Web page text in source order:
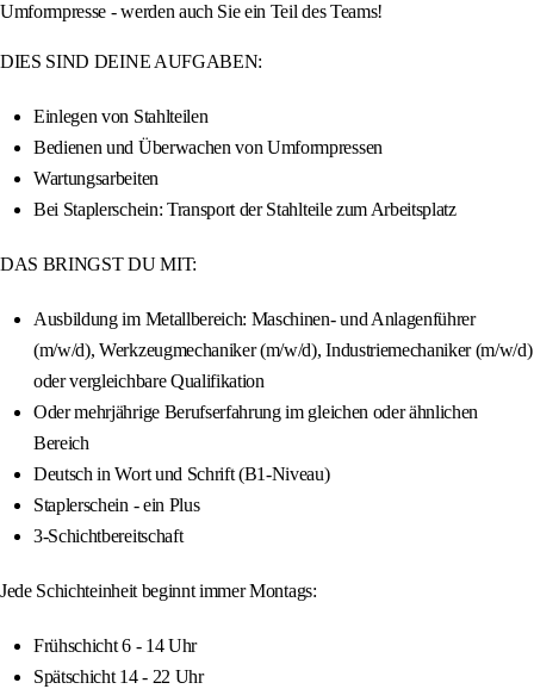
Umformpresse - werden auch Sie ein Teil des Teams!
DIES SIND DEINE AUFGABEN:
Einlegen von Stahlteilen
Bedienen und Überwachen von Umformpressen
Wartungsarbeiten
Bei Staplerschein: Transport der Stahlteile zum Arbeitsplatz
DAS BRINGST DU MIT:
Ausbildung im Metallbereich: Maschinen- und Anlagenführer
(m/w/d), Werkzeugmechaniker (m/w/d), Industriemechaniker (m/w/d)
oder vergleichbare Qualifikation
Oder mehrjährige Berufserfahrung im gleichen oder ähnlichen
Bereich
Deutsch in Wort und Schrift (B1-Niveau)
Staplerschein - ein Plus
3-Schichtbereitschaft
Jede Schichteinheit beginnt immer Montags:
Frühschicht 6 - 14 Uhr
Spätschicht 14 - 22 Uhr